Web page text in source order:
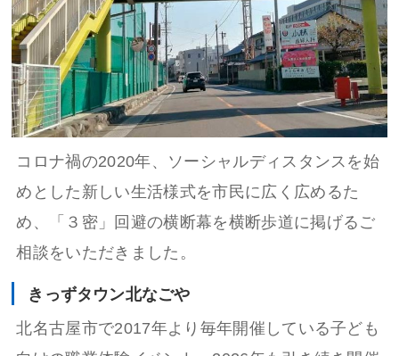
コロナ禍の2020年、ソーシャルディスタンスを始
めとした新しい生活様式を市民に広く広めるた
め、「３密」回避の横断幕を横断歩道に掲げるご
相談をいただきました。
きっずタウン北なごや
北名古屋市で2017年より毎年開催している子ども